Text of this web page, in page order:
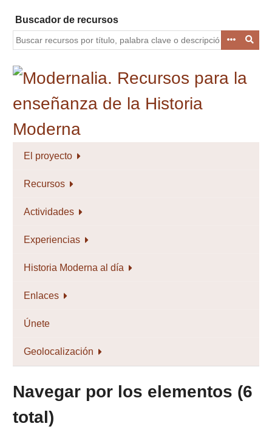
contenido
principal
Buscador de recursos
El proyecto
Recursos
Actividades
Experiencias
Historia Moderna al día
Enlaces
Únete
Geolocalización
Navegar por los elementos (6
total)